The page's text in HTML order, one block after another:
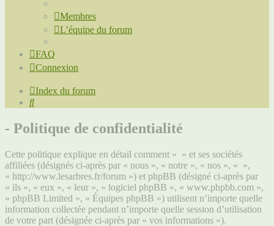
Membres
L’équipe du forum
FAQ
Connexion
Index du forum
Rechercher
- Politique de confidentialité
Cette politique explique en détail comment « » et ses sociétés
affiliées (désignés ci-après par « nous », « notre », « nos », « »,
« http://www.lesarbres.fr/forum ») et phpBB (désigné ci-après par
« ils », « eux », « leur », « logiciel phpBB », « www.phpbb.com »,
« phpBB Limited », « Équipes phpBB ») utilisent n’importe quelle
information collectée pendant n’importe quelle session d’utilisation
de votre part (désignée ci-après par « vos informations »).